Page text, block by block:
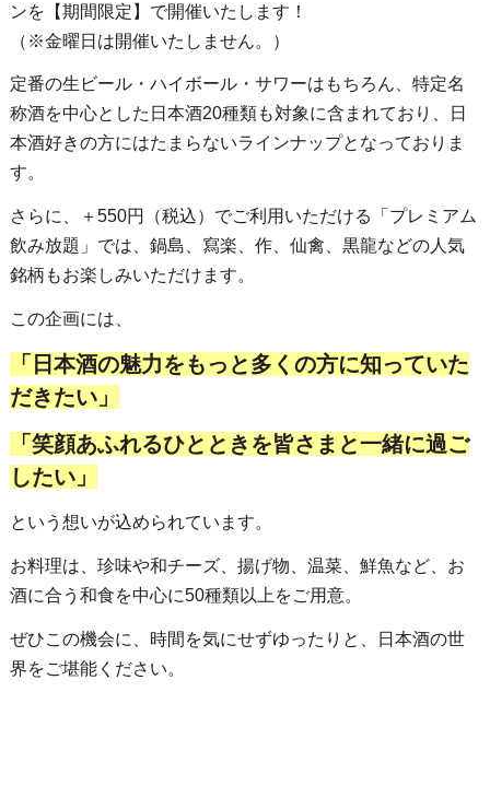
ンを【期間限定】で開催いたします！
（※金曜日は開催いたしません。）
定番の生ビール・ハイボール・サワーはもちろん、特定名
称酒を中心とした日本酒20種類も対象に含まれており、日
本酒好きの方にはたまらないラインナップとなっておりま
す。
さらに、＋550円（税込）でご利用いただける「プレミアム
飲み放題」では、鍋島、寫楽、作、仙禽、黒龍などの人気
銘柄もお楽しみいただけます。
この企画には、
「日本酒の魅力をもっと多くの方に知っていた
だきたい」
「笑顔あふれるひとときを皆さまと一緒に過ご
したい」
という想いが込められています。
お料理は、珍味や和チーズ、揚げ物、温菜、鮮魚など、お
酒に合う和食を中心に50種類以上をご用意。
ぜひこの機会に、時間を気にせずゆったりと、日本酒の世
界をご堪能ください。